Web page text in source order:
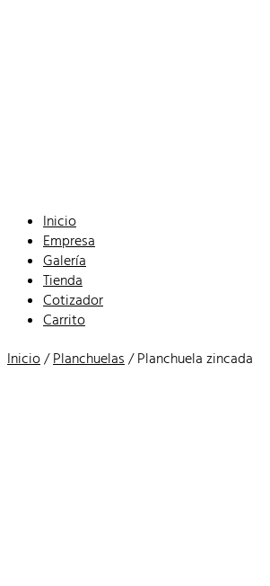
Inicio
Empresa
Galería
Tienda
Cotizador
Carrito
Inicio/Planchuelas / Planchuela zincada